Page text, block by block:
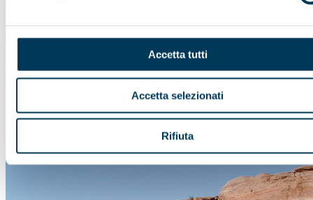
Accetta tutti
Accetta selezionati
Rifiuta
Lake Powell